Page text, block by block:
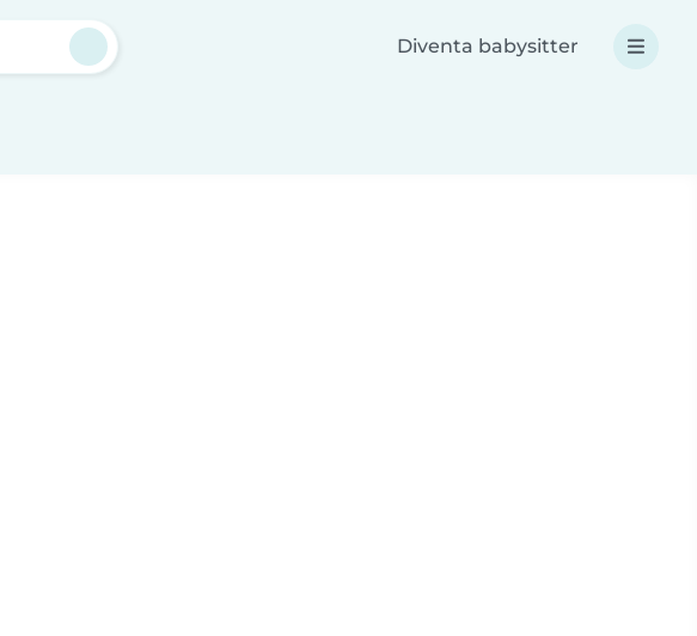
Diventa babysitter